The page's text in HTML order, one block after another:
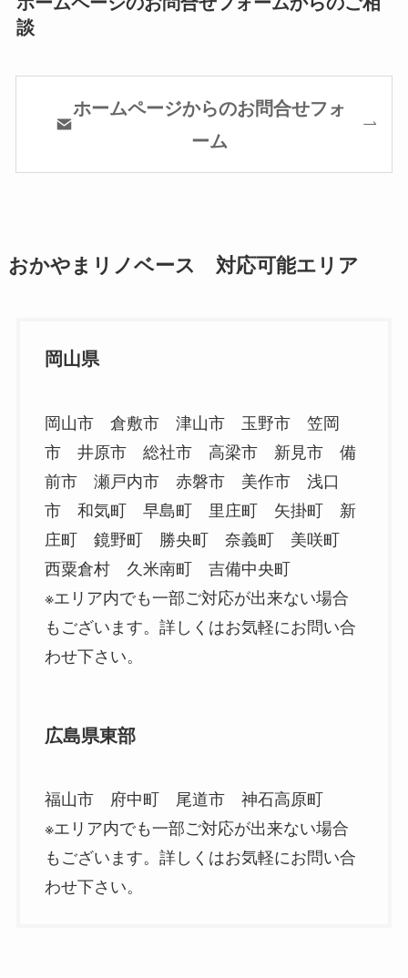
談
ホームページからのお問合せフォ
ーム
おかやまリノベース 対応可能エリア
岡山県
岡山市 倉敷市 津山市 玉野市 笠岡
市 井原市 総社市 高梁市 新見市 備
前市 瀬戸内市 赤磐市 美作市 浅口
市 和気町 早島町 里庄町 矢掛町 新
庄町 鏡野町 勝央町 奈義町 美咲町
西粟倉村 久米南町 吉備中央町
※エリア内でも一部ご対応が出来ない場合
もございます。詳しくはお気軽にお問い合
わせ下さい。
広島県東部
福山市 府中町 尾道市 神石高原町
※エリア内でも一部ご対応が出来ない場合
もございます。詳しくはお気軽にお問い合
わせ下さい。